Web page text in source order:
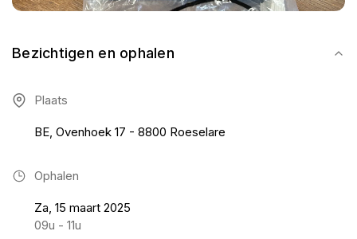
Bezichtigen en ophalen
Plaats
BE, Ovenhoek 17 - 8800 Roeselare
Ophalen
Za, 15 maart 2025
09u - 11u